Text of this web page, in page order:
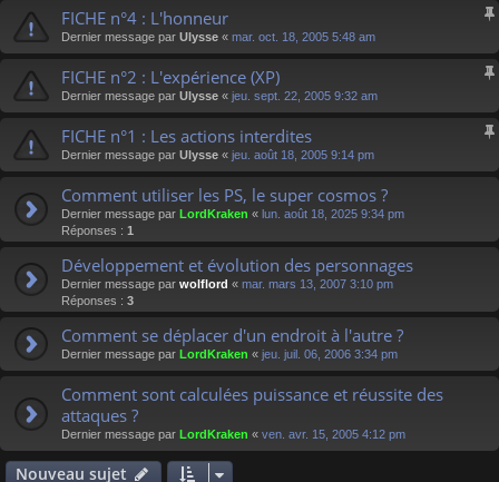
FICHE n°4 : L'honneur
Dernier message par Ulysse « mar. oct. 18, 2005 5:48 am
FICHE n°2 : L'expérience (XP)
Dernier message par Ulysse « jeu. sept. 22, 2005 9:32 am
FICHE n°1 : Les actions interdites
Dernier message par Ulysse « jeu. août 18, 2005 9:14 pm
Comment utiliser les PS, le super cosmos ?
Dernier message par LordKraken « lun. août 18, 2025 9:34 pm
Réponses : 1
Développement et évolution des personnages
Dernier message par wolflord « mar. mars 13, 2007 3:10 pm
Réponses : 3
Comment se déplacer d'un endroit à l'autre ?
Dernier message par LordKraken « jeu. juil. 06, 2006 3:34 pm
Comment sont calculées puissance et réussite des
attaques ?
Dernier message par LordKraken « ven. avr. 15, 2005 4:12 pm
Nouveau sujet